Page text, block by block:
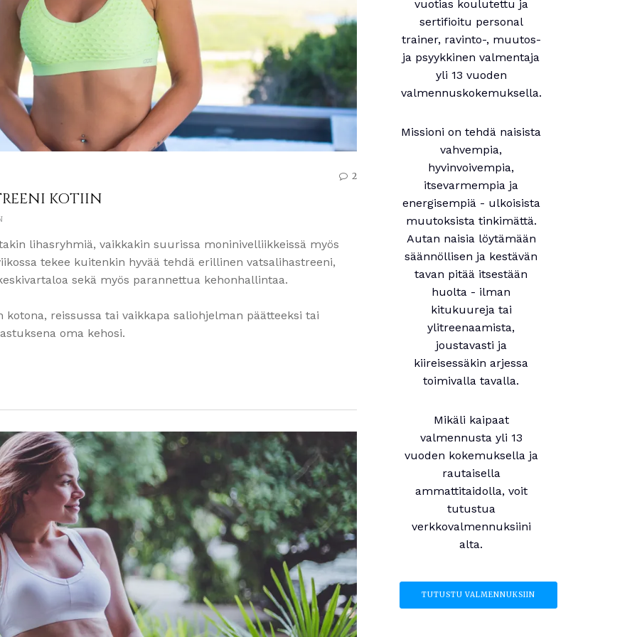
2
KOTIIN
lihasryhmiä, vaikkakin suurissa moninivelliikkeissä myös
tekee kuitenkin hyvää tehdä erillinen vatsalihastreeni,
sekä myös parannettua kehonhallintaa.
reissussa tai vaikkapa saliohjelman päätteeksi tai
oma kehosi.
vuotias koulutettu ja
sertifioitu personal
trainer, ravinto-, muutos-
ja psyykkinen valmentaja
yli 13 vuoden
valmennuskokemuksella.
Missioni on tehdä naisista
vahvempia,
hyvinvoivempia,
itsevarmempia ja
energisempiä - ulkoisista
muutoksista tinkimättä.
Autan naisia löytämään
säännöllisen ja kestävän
tavan pitää itsestään
huolta - ilman
kitukuureja tai
ylitreenaamista,
joustavasti ja
kiireisessäkin arjessa
toimivalla tavalla.
Mikäli kaipaat
valmennusta yli 13
vuoden kokemuksella ja
rautaisella
ammattitaidolla, voit
tutustua
verkkovalmennuksiini
alta.
TUTUSTU VALMENNUKSIIN